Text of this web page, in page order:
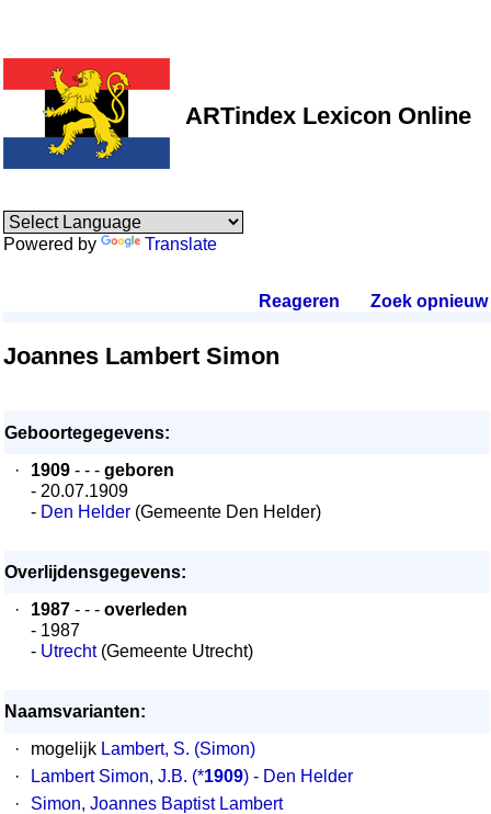
ARTindex Lexicon Online
Powered by Translate
Reageren Zoek opnieuw.
Joannes Lambert Simon
Geboortegegevens:
·
1909 - - - geboren
- 20.07.1909
- Den Helder (Gemeente Den Helder)
Overlijdensgegevens:
·
1987 - - - overleden
- 1987
- Utrecht(Gemeente Utrecht)
Naamsvarianten:
·
mogelijk Lambert, S. (Simon)
·
Lambert Simon, J.B. (*1909) - Den Helder
·
Simon, Joannes Baptist Lambert